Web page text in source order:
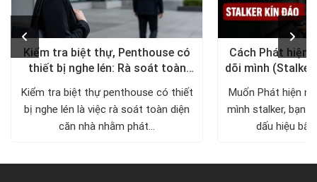
Kiểm tra biệt thự, Penthouse có
thiết bị nghe lén: Rà soát toàn
diện, trả lại không gian riêng tư
Kiểm tra biệt thự penthouse có thiết
bị nghe lén là việc rà soát toàn diện
căn nhà nhằm phát...
Cách Phát hiện
dõi mình
Muốn Phát hiện
mình stalker, bạn
dấu hiệu bất